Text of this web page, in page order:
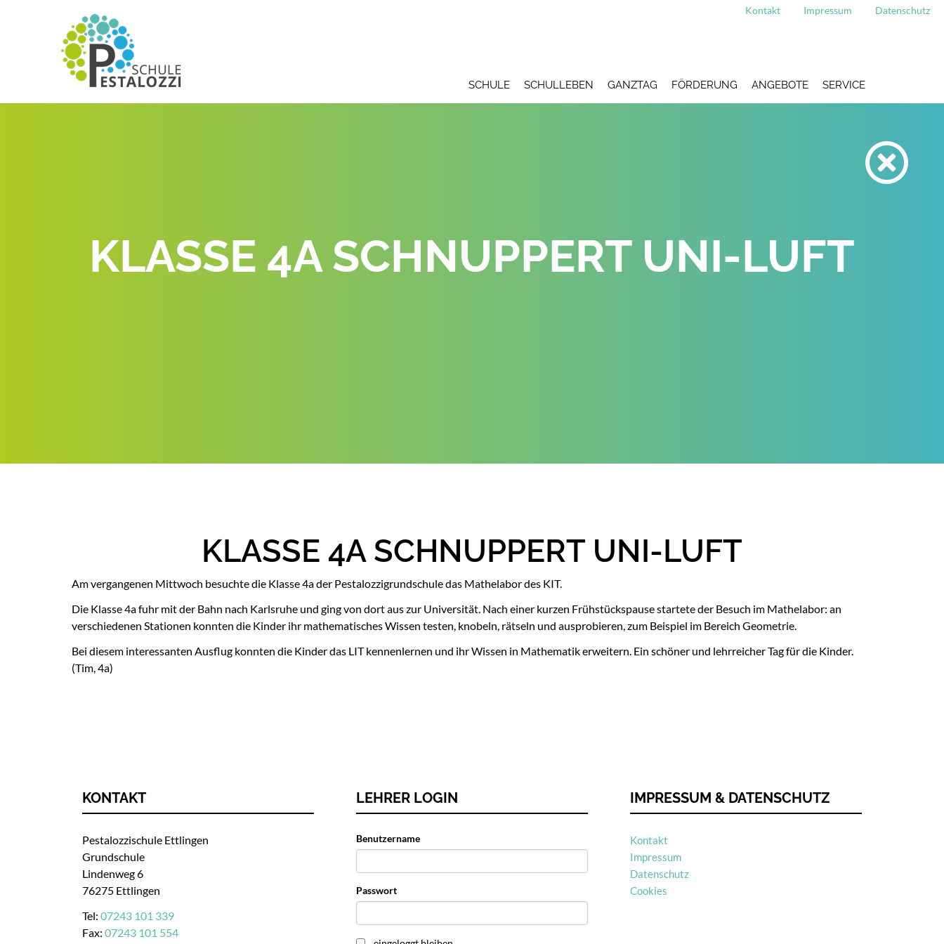
Kontakt Impressum Datenschutz
SCHULE SCHULLEBEN GANZTAG FÖRDERUNG ANGEBOTE SERVICE
KLASSE 4A SCHNUPPERT UNI-LUFT
KLASSE 4A SCHNUPPERT UNI-LUFT
Am vergangenen Mittwoch besuchte die Klasse 4a der Pestalozzigrundschule das Mathelabor des KIT.
Die Klasse 4a fuhr mit der Bahn nach Karlsruhe und ging von dort aus zur Universität. Nach einer kurzen Frühstückspause startete der Besuch im Mathelabor: an
verschiedenen Stationen konnten die Kinder ihr mathematisches Wissen testen, knobeln, rätseln und ausprobieren, zum Beispiel im Bereich Geometrie.
Bei diesem interessanten Ausflug konnten die Kinder das LIT kennenlernen und ihr Wissen in Mathematik erweitern. Ein schöner und lehrreicher Tag für die Kinder.
(Tim, 4a)
KONTAKT
Pestalozzischule Ettlingen
Grundschule
Lindenweg 6
76275 Ettlingen
Tel: 07243 101 339
Fax: 07243 101 554
LEHRER LOGIN
Benutzername
Passwort
IMPRESSUM & DATENSCHUTZ
Kontakt
Impressum
Datenschutz
Cookies